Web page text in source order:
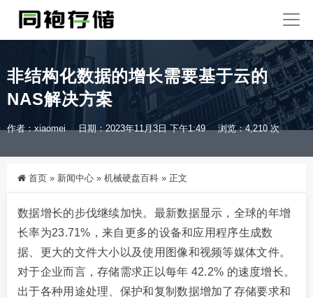
非结构化数据的增长需要基于云的
NAS解决方案
作者：xiaomei 日期：2023年11月3日 下午1:49 浏览：4,210 次
首页 » 新闻中心 » 机械硬盘百科 » 正文
数据增长的步伐继续加快。最新数据显示，全球的年增
长率为23.71%，来自更多的设备和应用程序生成数
据、更大的文件大小以及使用图像和视频等媒体文件。
对于企业而言，存储需求正以每年 42.2% 的速度增长。
出于各种用途处理、保护和复制数据增加了存储要求和